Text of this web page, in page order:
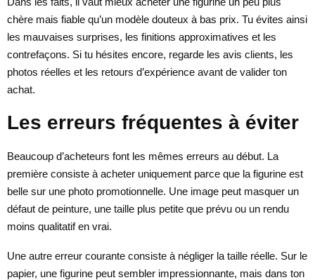
chère mais fiable qu’un modèle douteux à bas prix. Tu évites ainsi
les mauvaises surprises, les finitions approximatives et les
contrefaçons. Si tu hésites encore, regarde les avis clients, les
photos réelles et les retours d’expérience avant de valider ton
achat.
Les erreurs fréquentes à éviter
Beaucoup d’acheteurs font les mêmes erreurs au début. La
première consiste à acheter uniquement parce que la figurine est
belle sur une photo promotionnelle. Une image peut masquer un
défaut de peinture, une taille plus petite que prévu ou un rendu
moins qualitatif en vrai.
Une autre erreur courante consiste à négliger la taille réelle. Sur le
papier, une figurine peut sembler impressionnante, mais dans ton